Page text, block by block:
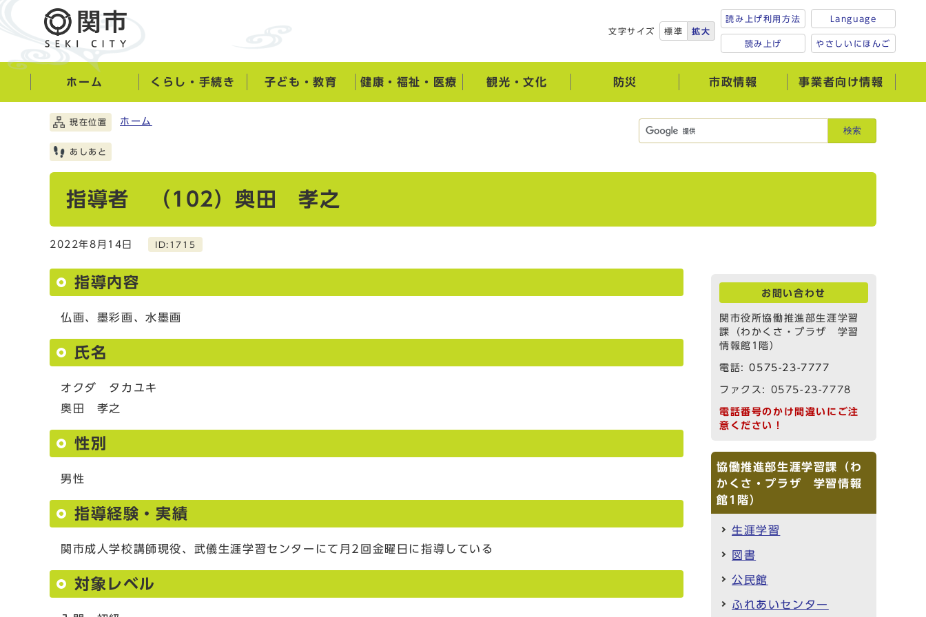
文字サイズ 標準 拡大
読み上げ利用方法
読み上げ
Language
やさしいにほんご
ホーム くらし・手続き 子ども・教育 健康・福祉・医療 観光・文化 防災 市政情報 事業者向け情報
検索
現在位置 ホーム
あしあと
指導者 （102）奥田 孝之
2022年8月14日 ID:1715
指導内容
仏画、墨彩画、水墨画
氏名
オクダ タカユキ
奥田 孝之
性別
男性
指導経験・実績
関市成人学校講師現役、武儀生涯学習センターにて月2回金曜日に指導している
対象レベル
お問い合わせ
関市役所協働推進部生涯学習
課（わかくさ・プラザ 学習
情報館1階）
電話:0575-23-7777
ファクス: 0575-23-7778
電話番号のかけ間違いにご注
意ください！
協働推進部生涯学習課（わ
かくさ・プラザ 学習情報
館1階）
生涯学習
図書
公民館
ふれあいセンター